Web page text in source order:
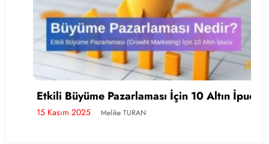
Etkili Büyüme Pazarlaması İçin 10 Altın İpucu
15 Kasım 2025 Melike TURAN